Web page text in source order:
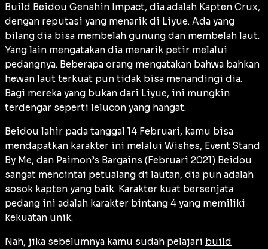
Build Beidou Genshin Impact, dia adalah Kapten Crux,
dengan reputasi yang menarik di Liyue. Ada yang
bilang dia bisa membelah gunung dan membelah laut.
Yang lain mengatakan dia menarik petir melalui
pedangnya. Beberapa orang mengatakan bahwa bahkan
hewan laut terkuat pun tidak bisa menandingi dia.
Bagi mereka yang bukan dari Liyue, ini mungkin
terdengar seperti lelucon yang hangat.
Beidou lahir pada tanggal 14 Februari, kamu bisa
mendapatkan karakter ini melalui Wishes, Event Stand
By Me, dan Paimon’s Bargains (Februari 2021) Beidou
sangat mencintai petualang di lautan, dia pun adalah
sosok kapten yang baik. Karakter kuat bersenjata
pedang ini adalah karakter bintang 4 yang memiliki
kekuatan unik.
Nah, jika sebelumnya kamu sudah pelajari build